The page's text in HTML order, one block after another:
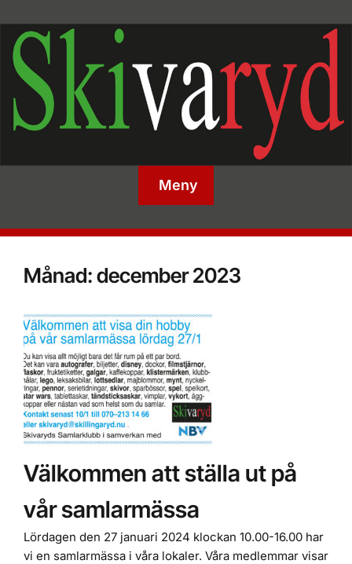
Meny
Månad:december 2023
Välkommen att ställa ut på
vår samlarmässa
Lördagen den 27 januari 2024 klockan 10.00-16.00 har
vi en samlarmässa i våra lokaler. Våra medlemmar visar